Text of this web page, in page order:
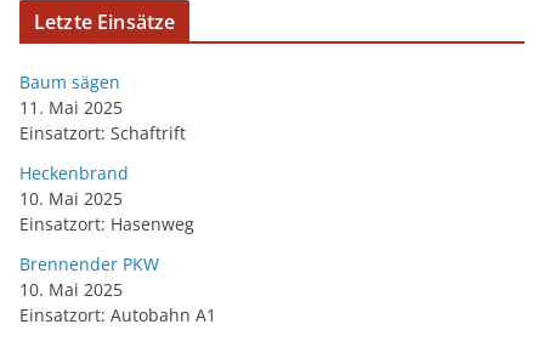
Letzte Einsätze
Baum sägen
11. Mai 2025
Einsatzort: Schaftrift
Heckenbrand
10. Mai 2025
Einsatzort: Hasenweg
Brennender PKW
10. Mai 2025
Einsatzort: Autobahn A1